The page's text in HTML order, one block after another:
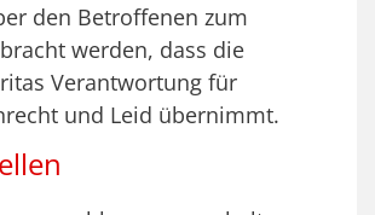
den Betroffenen zum
werden, dass die
Verantwortung für
und Leid übernimmt.